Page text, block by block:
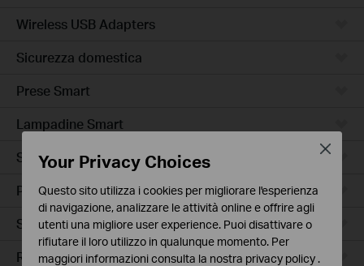
Wireless USB Adapters
Sicurezza domestica
Prese Smart
Lampadine Smart
Sensori Smart
Prese Smart Extender
Smart Hub
Robot Aspirapolvere
Your Privacy Choices
Questo sito utilizza i cookies per migliorare l'esperienza
di navigazione, analizzare le attività online e offrire agli
utenti una migliore user experience. Puoi disattivare o
rifiutare il loro utilizzo in qualunque momento. Per
maggiori informazioni consulta la nostra privacy policy .
Close